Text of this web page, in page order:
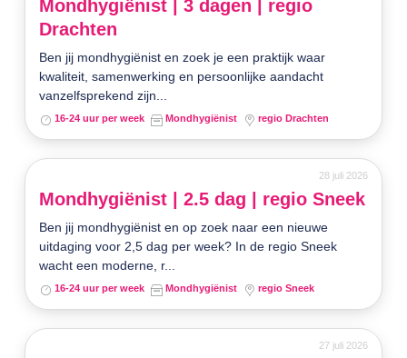
Mondhygiënist | 3 dagen | regio
Drachten
Ben jij mondhygiënist en zoek je een praktijk waar
kwaliteit, samenwerking en persoonlijke aandacht
vanzelfsprekend zijn...
16-24 uur per week Mondhygiënist regio Drachten
28 juli 2026
Mondhygiënist | 2.5 dag | regio Sneek
Ben jij mondhygiënist en op zoek naar een nieuwe
uitdaging voor 2,5 dag per week? In de regio Sneek
wacht een moderne, r...
16-24 uur per week Mondhygiënist regio Sneek
27 juli 2026